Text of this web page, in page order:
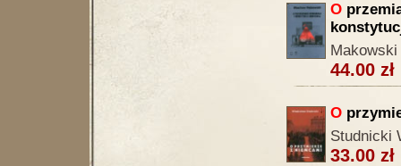
O
Makowski
44.00 zł
O
Studnicki
33.00 zł